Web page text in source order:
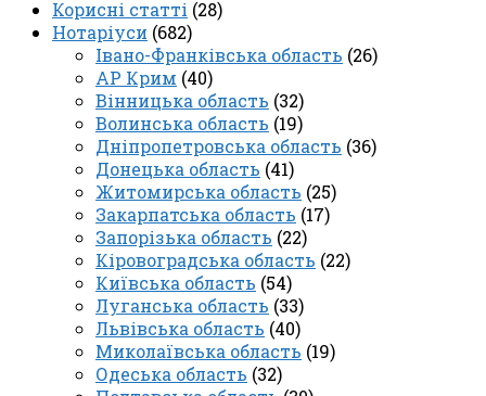
Корисні статті (28)
Нотаріуси (682)
Івано-Франківська область (26)
АР Крим (40)
Вінницька область (32)
Волинська область (19)
Дніпропетровська область (36)
Донецька область (41)
Житомирська область (25)
Закарпатська область (17)
Запорізька область (22)
Кіровоградська область (22)
Київська область (54)
Луганська область (33)
Львівська область (40)
Миколаївська область (19)
Одеська область (32)